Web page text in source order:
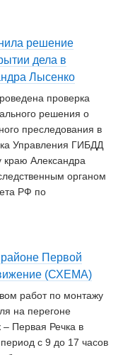
решение
дела в
Лысенко
проверка
решения о
преследования в
Управления ГИБДД
Александра
органом
РФ по
Первой
(СХЕМА)
работ по монтажу
на перегоне
– Первая Речка в
с 9 до 17 часов